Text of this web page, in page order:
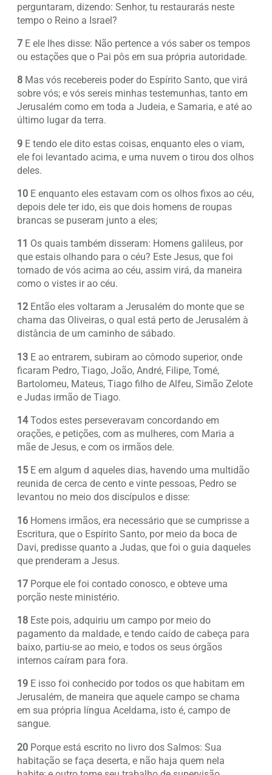
perguntaram, dizendo: Senhor, tu restaurarás neste
tempo o Reino a Israel?
7 E ele lhes disse: Não pertence a vós saber os tempos
ou estações que o Pai pôs em sua própria autoridade.
8 Mas vós recebereis poder do Espírito Santo, que virá
sobre vós; e vós sereis minhas testemunhas, tanto em
Jerusalém como em toda a Judeia, e Samaria, e até ao
último lugar da terra.
9 E tendo ele dito estas coisas, enquanto eles o viam,
ele foi levantado acima, e uma nuvem o tirou dos olhos
deles.
10 E enquanto eles estavam com os olhos fixos ao céu,
depois dele ter ido, eis que dois homens de roupas
brancas se puseram junto a eles;
11 Os quais também disseram: Homens galileus, por
que estais olhando para o céu? Este Jesus, que foi
tomado de vós acima ao céu, assim virá, da maneira
como o vistes ir ao céu.
12 Então eles voltaram a Jerusalém do monte que se
chama das Oliveiras, o qual está perto de Jerusalém à
distância de um caminho de sábado.
13 E ao entrarem, subiram ao cômodo superior, onde
ficaram Pedro, Tiago, João, André, Filipe, Tomé,
Bartolomeu, Mateus, Tiago filho de Alfeu, Simão Zelote
e Judas irmão de Tiago.
14Todos estes perseveravam concordando em
orações, e petições, com as mulheres, com Maria a
mãe de Jesus, e com os irmãos dele.
15 E em algum d aqueles dias, havendo uma multidão
reunida de cerca de cento e vinte pessoas, Pedro se
levantou no meio dos discípulos e disse:
16 Homens irmãos, era necessário que se cumprisse a
Escritura, que o Espírito Santo, por meio da boca de
Davi, predisse quanto a Judas, que foi o guia daqueles
que prenderam a Jesus.
17 Porque ele foi contado conosco, e obteve uma
porção neste ministério.
18 Este pois, adquiriu um campo por meio do
pagamento da maldade, e tendo caído de cabeça para
baixo, partiu-se ao meio, e todos os seus órgãos
internos caíram para fora.
19 E isso foi conhecido por todos os que habitam em
Jerusalém, de maneira que aquele campo se chama
em sua própria língua Aceldama, isto é, campo de
sangue.
20 Porque está escrito no livro dos Salmos: Sua
habitação se faça deserta, e não haja quem nela